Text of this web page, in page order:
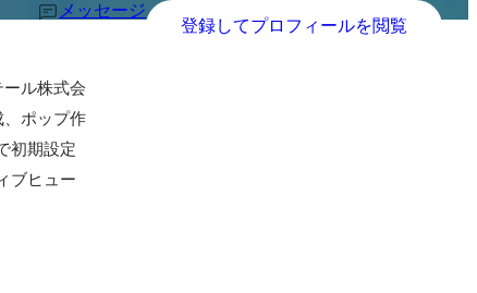
メッセージ
登録してプロフィールを閲覧
ル株式会
ポップ作
初期設定
ブヒュー